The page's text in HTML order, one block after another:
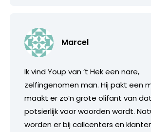
Marcel
Ik vind Youp van ’t Hek een nare,
zelfingenomen man. Hij pakt een
maakt er zo’n grote olifant van
potsierlijk voor woorden wordt.
worden er bij callcenters en